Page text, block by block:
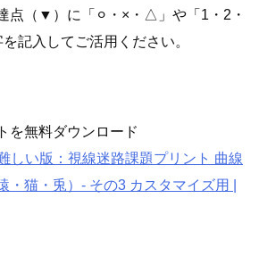
点（▼）に「⚪︎・×・△」や「1・2・
記入してご活用ください。
を無料ダウンロード
しい版：視線迷路課題プリント 曲線
・猫・兎）- その3 カスタマイズ用 |